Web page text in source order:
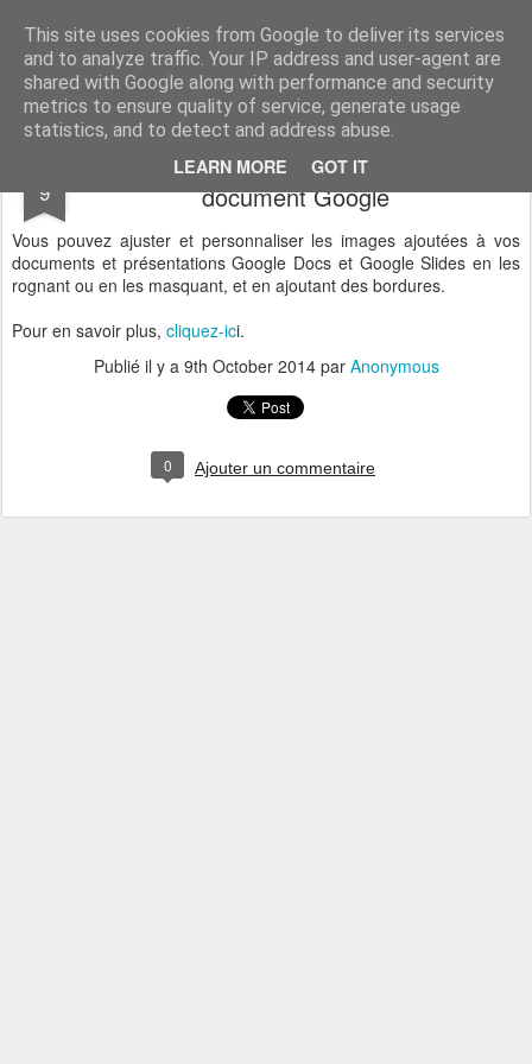
This site uses cookies from Google to deliver its services
and to analyze traffic. Your IP address and user-agent are
shared with Google along with performance and security
metrics to ensure quality of service, generate usage
statistics, and to detect and address abuse.
LEARN MORE GOT IT
Vivasoft - Revendeur Intégrateur Google apps et Zoho CRM
Accueil Découvrez tous nos produits Contactez-nous
9
Rogner et ajuster des images dans un
document Google
Vous pouvez ajuster et personnaliser les images ajoutées à vos
documents et présentations Google Docs et Google Slides en les
rognant ou en les masquant, et en ajoutant des bordures.
Pour en savoir plus, cliquez-ici.
Publié il y a 9th October 2014par Anonymous
0 Ajouter un commentaire